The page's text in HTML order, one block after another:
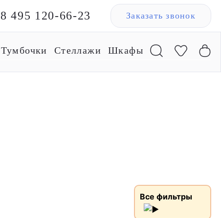
8 495 120-66-23 Заказать звонок
Тумбочки Стеллажи Шкафы
Все фильтры